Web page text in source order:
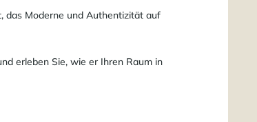
das Moderne und Authentizität auf
erleben Sie, wie er Ihren Raum in